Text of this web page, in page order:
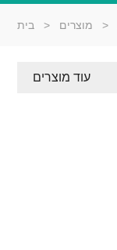
בית > מוצרים >
עוד מוצרים